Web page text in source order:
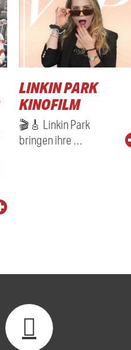
LINKIN PARK
KINOFILM
🎬🎸 Linkin Park
bringen ihre …